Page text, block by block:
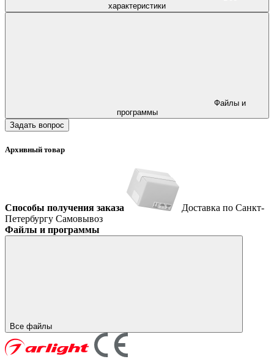
характеристики
программы
Задать вопрос
Архивный товар
Способы получения заказа
Доставка по Санкт-
Петербургу Самовывоз
Файлы и программы
Все файлы